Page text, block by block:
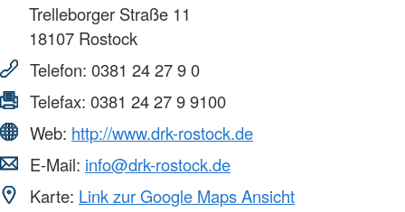
Trelleborger Straße 11
18107 Rostock
Telefon: 0381 24 27 9 0
Telefax: 0381 24 27 9 9100
Web: http://www.drk-rostock.de
E-Mail: info@drk-rostock.de
Karte: Link zur Google Maps Ansicht